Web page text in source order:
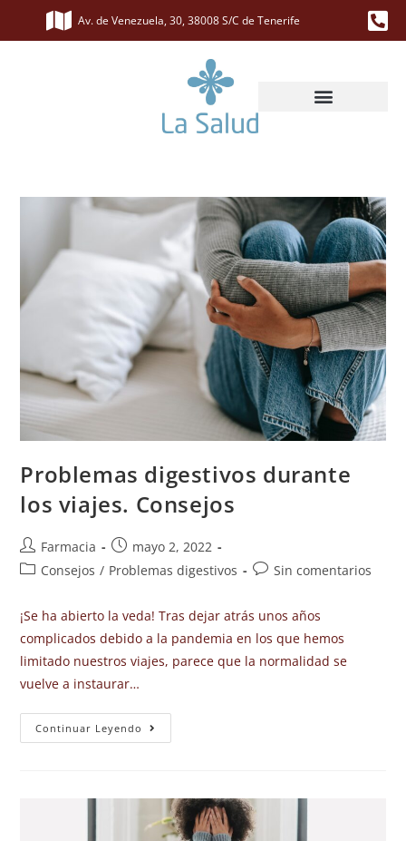
Av. de Venezuela, 30, 38008 S/C de Tenerife
Problemas digestivos durante
los viajes. Consejos
Farmacia
mayo 2, 2022
Consejos / Problemas digestivos Sin comentarios
¡Se ha abierto la veda! Tras dejar atrás unos años
complicados debido a la pandemia en los que hemos
limitado nuestros viajes, parece que la normalidad se
vuelve a instaurar…
Continuar Leyendo